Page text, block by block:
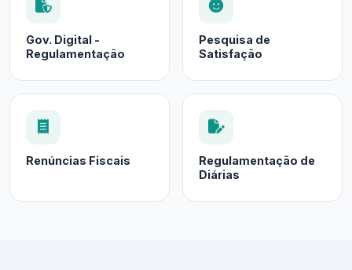
Gov. Digital -
Regulamentação
Pesquisa de
Satisfação
Renúncias Fiscais
Regulamentação de
Diárias